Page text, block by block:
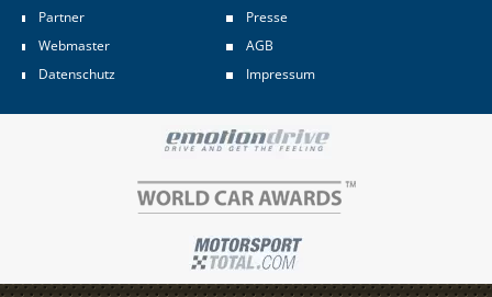
Partner
Presse
Webmaster
AGB
Datenschutz
Impressum